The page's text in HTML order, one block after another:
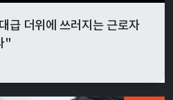
더위에 쓰러지는 근로자
"